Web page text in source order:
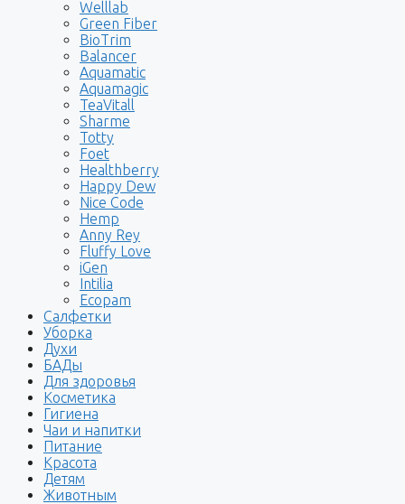
Welllab
Green Fiber
BioTrim
Balancer
Aquamatic
Aquamagic
TeaVitall
Sharme
Totty
Foet
Healthberry
Happy Dew
Nice Code
Hemp
Anny Rey
Fluffy Love
iGen
Intilia
Ecopam
Салфетки
Уборка
Духи
БАДы
Для здоровья
Косметика
Гигиена
Чаи и напитки
Питание
Красота
Детям
Животным